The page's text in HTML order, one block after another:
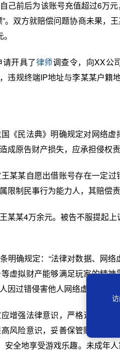
前后为该账号充值超过6万元
。双方就赔偿问题协商未果，
开具了律师调查令，向XX公
违规终端IP地址与李某某户籍
民法典》明确规定对网络虚
成原告财产损失，应承担侵权责
某自愿出借账号存在一定过
限制民事行为能力人，其赔偿
某4万余元。被告不服提起上
确规定：“法律对数据、网络
虚拟财产能够满足玩家的精
因过错侵害他人网络虚拟财产
增强法律意识，严格遵守游戏
风险意识，妥善保管账号信息
安全地享受游戏乐趣。未成年